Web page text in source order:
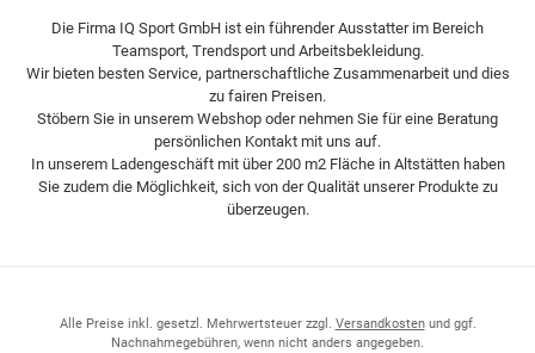
Die Firma IQ Sport GmbH ist ein führender Ausstatter im Bereich
Teamsport, Trendsport und Arbeitsbekleidung.
Wir bieten besten Service, partnerschaftliche Zusammenarbeit und dies
zu fairen Preisen.
Stöbern Sie in unserem Webshop oder nehmen Sie für eine Beratung
persönlichen Kontakt mit uns auf.
In unserem Ladengeschäft mit über 200 m2 Fläche in Altstätten haben
Sie zudem die Möglichkeit, sich von der Qualität unserer Produkte zu
überzeugen.
Alle Preise inkl. gesetzl. Mehrwertsteuer zzgl. Versandkostenund ggf.
Nachnahmegebühren, wenn nicht anders angegeben.